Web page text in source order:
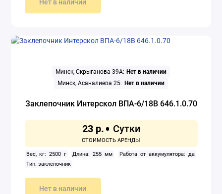
Нет в наличии
Минск, Скрыганова 39А: Нет в наличии
Минск, Асаналиева 25: Нет в наличии
Заклепочник Интерскол ВПА-6/18В 646.1.0.70
23 р.
Вес, кг: 2500 г Длина: 255 мм
Работа от аккумулятора: да
Тип: заклепочник
Нет в наличии